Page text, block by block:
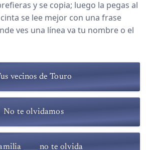
y se copia; luego la pegas al
se lee mejor con una frase
ves una línea va tu nombre o el
vecinos de Touro
No te olvidamos
____ no te olvida